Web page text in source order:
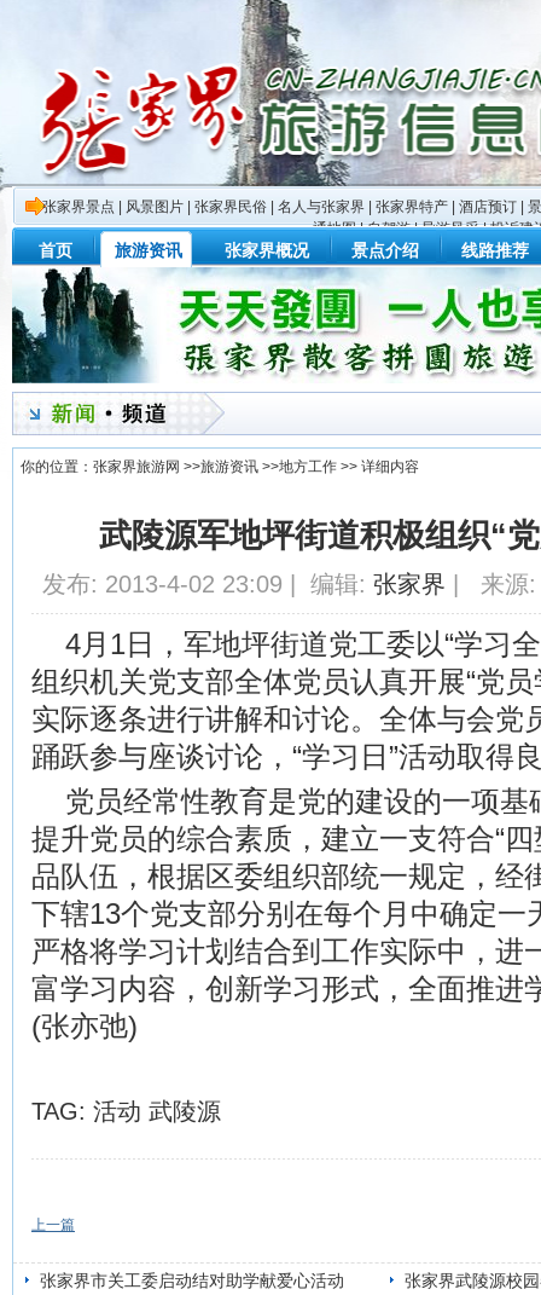
张家界景点 风景图片 张家界民俗 名人与张家界 张家界特产 酒店预订
通地图|自驾游|导游风采|投诉建
首页 旅游资讯 张家界概况 景点介绍 线路推荐
你的位置： 张家界旅游网 >>旅游资讯 >>地方工作 >> 详细内容
武陵源军地坪街道积极组织“
发布: 2013-4-02 23:09 | 编辑: 张家界 | 来源:
4月1日，军地坪街道党工委以“学习
组织机关党支部全体党员认真开展“党
实际逐条进行讲解和讨论。全体与会党
踊跃参与座谈讨论，“学习日”活动取得
党员经常性教育是党的建设的一项
提升党员的综合素质，建立一支符合“
品队伍，根据区委组织部统一规定，经
下辖13个党支部分别在每个月中确定一
严格将学习计划结合到工作实际中，进
富学习内容，创新学习形式，全面推进
(张亦弛)
TAG: 活动 武陵源
上一篇
张家界市关工委启动结对助学献爱心活动
张家界武陵源校